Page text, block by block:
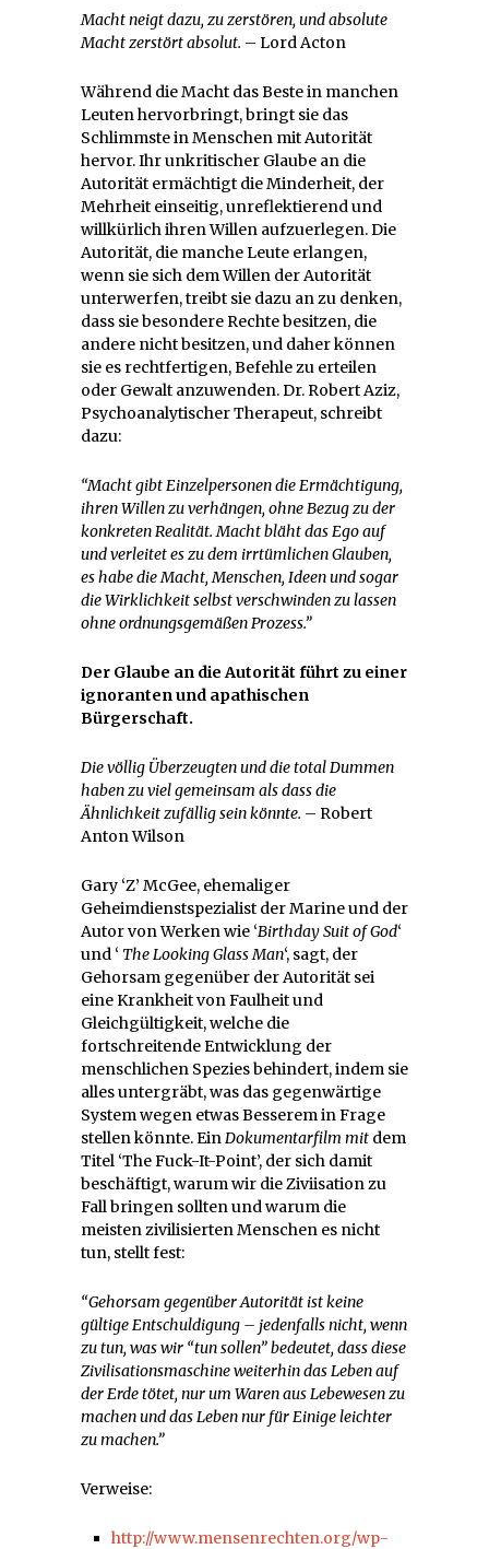
Macht neigt dazu, zu zerstören, und absolute
Macht zerstört absolut. – Lord Acton
Während die Macht das Beste in manchen
Leuten hervorbringt, bringt sie das
Schlimmste in Menschen mit Autorität
hervor. Ihr unkritischer Glaube an die
Autorität ermächtigt die Minderheit, der
Mehrheit einseitig, unreflektierend und
willkürlich ihren Willen aufzuerlegen. Die
Autorität, die manche Leute erlangen,
wenn sie sich dem Willen der Autorität
unterwerfen, treibt sie dazu an zu denken,
dass sie besondere Rechte besitzen, die
andere nicht besitzen, und daher können
sie es rechtfertigen, Befehle zu erteilen
oder Gewalt anzuwenden. Dr. Robert Aziz,
Psychoanalytischer Therapeut, schreibt
dazu:
“Macht gibt Einzelpersonen die Ermächtigung,
ihren Willen zu verhängen, ohne Bezug zu der
konkreten Realität. Macht bläht das Ego auf
und verleitet es zu dem irrtümlichen Glauben,
es habe dieMacht, Menschen, Ideen und sogar
die Wirklichkeit selbst verschwinden zu lassen
ohne ordnungsgemäßen Prozess.”
Der Glaube an die Autorität führt zu einer
ignoranten und apathischen
Bürgerschaft.
Die völlig Überzeugten und die total Dummen
haben zu viel gemeinsam als dass die
Ähnlichkeit zufällig sein könnte. – Robert
Anton Wilson
Gary ‘Z’ McGee, ehemaliger
Geheimdienstspezialist der Marine und der
Autor von Werken wie ‘Birthday Suit of God‘
und ‘ The Looking Glass Man‘, sagt, der
Gehorsam gegenüber der Autorität sei
eine Krankheit von Faulheit und
Gleichgültigkeit, welche die
fortschreitende Entwicklung der
menschlichen Spezies behindert, indem sie
alles untergräbt, was das gegenwärtige
System wegen etwas Besserem in Frage
stellen könnte. EinDokumentarfilm mit dem
Titel ‘The Fuck-It-Point’, der sich damit
beschäftigt, warum wir die Ziviisation zu
Fall bringen sollten und warum die
meisten zivilisierten Menschen es nicht
tun, stellt fest:
“Gehorsam gegenüber Autorität ist keine
gültige Entschuldigung – jedenfalls nicht, wenn
zu tun, was wir “tun sollen” bedeutet, dass diese
Zivilisationsmaschine weiterhin das Leben auf
der Erde tötet, nur um Waren aus Lebewesen zu
machen und das Leben nur für Einige leichter
zu machen.”
Verweise:
http://www.mensenrechten.org/wp-